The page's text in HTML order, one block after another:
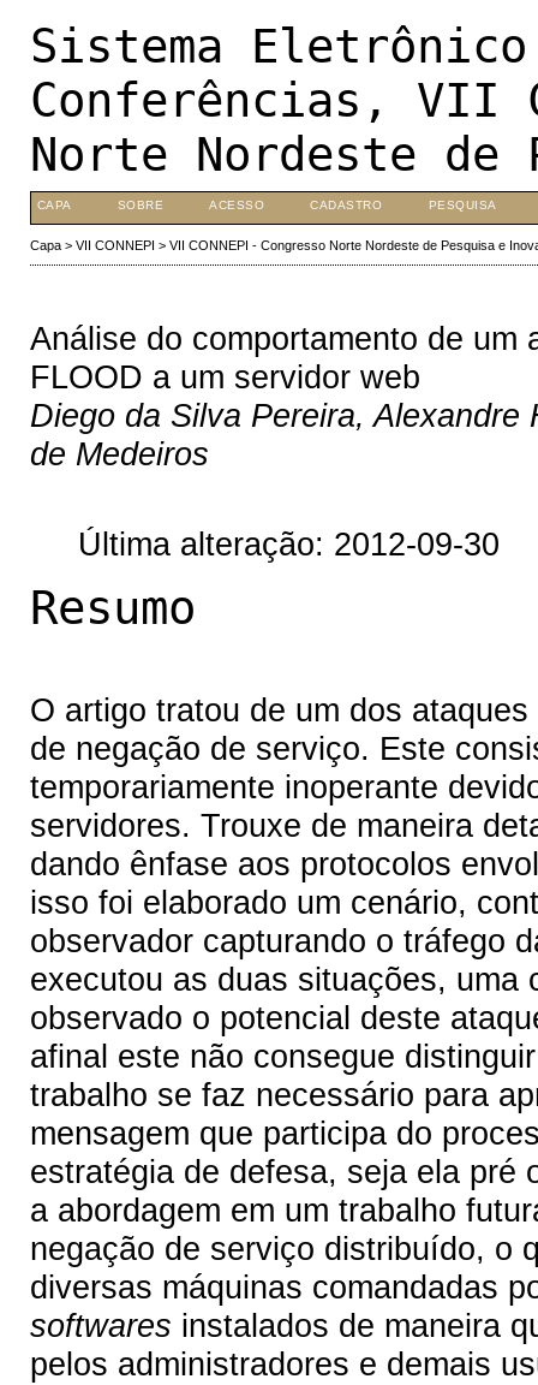
Sistema
Conferências, VII
Norte Nordeste de
CAPA SOBRE ACESSO CADASTRO PESQUISA
Capa> VII CONNEPI > VII CONNEPI - Congresso Norte Nordeste de Pesquisa e
Análise do comportamento de um
FLOOD a um servidor web
Diego da Silva Pereira,
de Medeiros
Última alteração: 2012-09-30
Resumo
O artigo tratou de um dos
de negação de serviço. Este
temporariamente inoperante
servidores. Trouxe de maneira
dando ênfase aos protocolos
isso foi elaborado um cenário,
observador capturando o tráfego
executou as duas situações, uma
observado o potencial deste
afinal este não consegue
trabalho se faz necessário para
mensagem que participa do
estratégia de defesa, seja ela pré
a abordagem em um trabalho
negação de serviço distribuído, o
diversas máquinas comandadas
softwares instalados de maneira
pelos administradores e demais